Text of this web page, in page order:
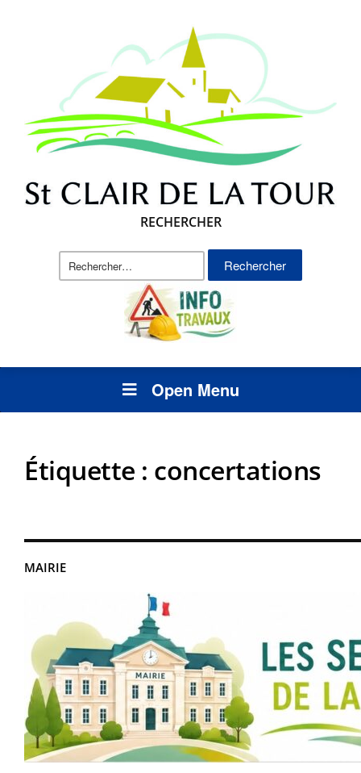
RECHERCHER
Rechercher :
Open Menu
MAIRIE
Étiquette : concertations